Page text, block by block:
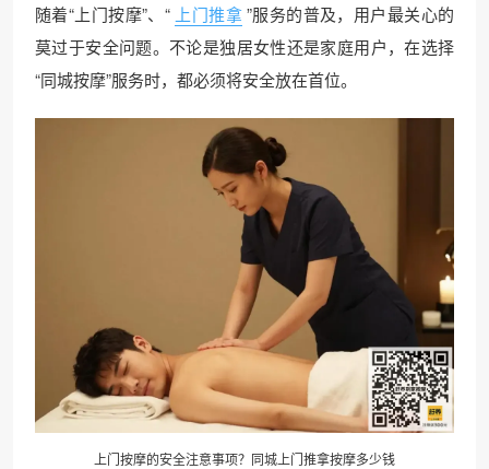
随着“上门按摩”、“ 上门推拿”服务的普及，用户最关心的
莫过于安全问题。不论是独居女性还是家庭用户，在选择
“同城按摩”服务时，都必须将安全放在首位。
上门按摩的安全注意事项？ 同城上门推拿按摩多少钱